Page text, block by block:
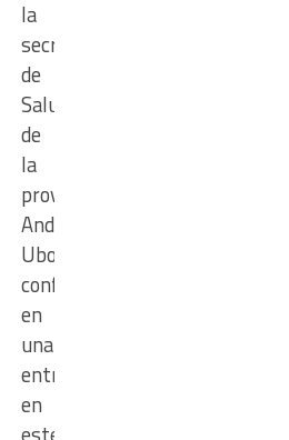
la
secretaría
de
Salud
de
la
provincia,
Andrea
Uboldi,
confirmó
en
una
entrevista
en